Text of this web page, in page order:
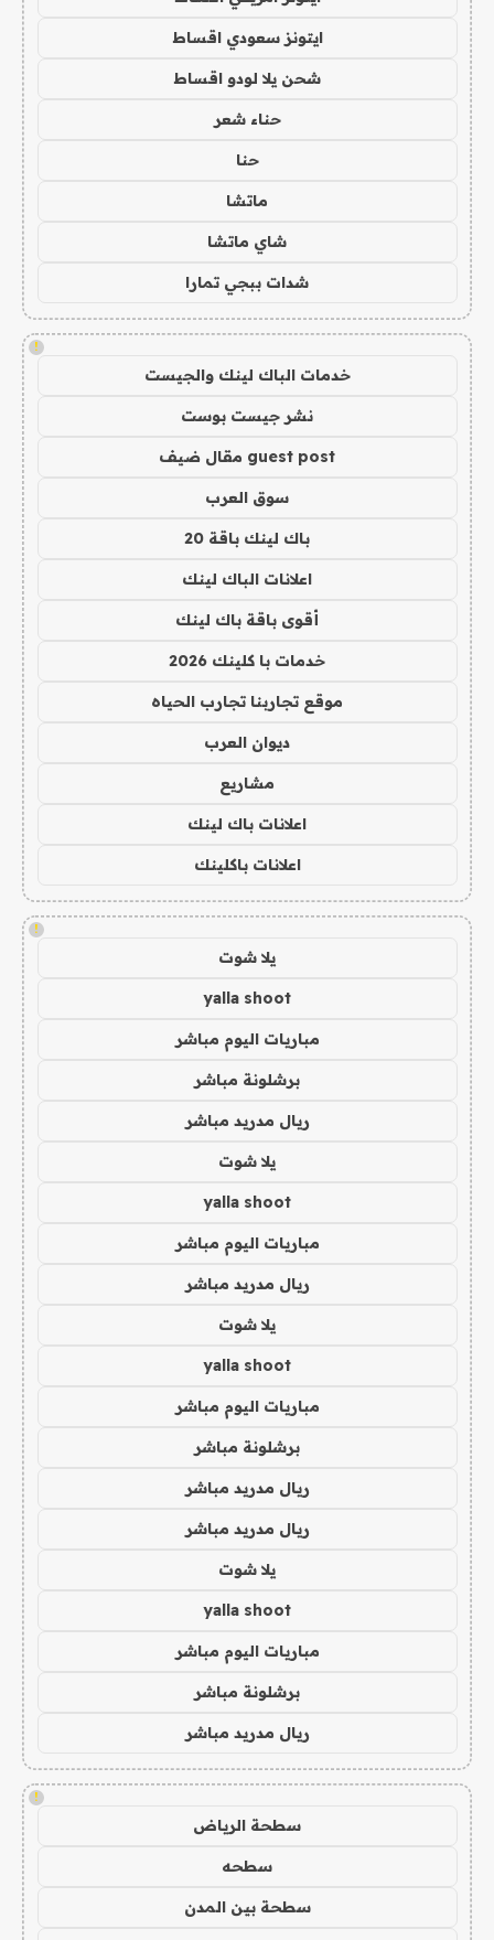
ايتونز سعودي اقساط
شحن يلا لودو اقساط
حناء شعر
حنا
ماتشا
شاي ماتشا
شدات ببجي تمارا
!
خدمات الباك لينك والجيست
نشر جيست بوست
guest post مقال ضيف
سوق العرب
باك لينك باقة 20
اعلانات الباك لينك
أقوى باقة باك لينك
خدمات با كلينك 2026
موقع تجاربنا تجارب الحياه
ديوان العرب
مشاريع
اعلانات باك لينك
اعلانات باكلينك
!
يلا شوت
yalla shoot
مباريات اليوم مباشر
برشلونة مباشر
ريال مدريد مباشر
يلا شوت
yalla shoot
مباريات اليوم مباشر
ريال مدريد مباشر
يلا شوت
yalla shoot
مباريات اليوم مباشر
برشلونة مباشر
ريال مدريد مباشر
ريال مدريد مباشر
يلا شوت
yalla shoot
مباريات اليوم مباشر
برشلونة مباشر
ريال مدريد مباشر
!
سطحة الرياض
سطحه
سطحة بين المدن